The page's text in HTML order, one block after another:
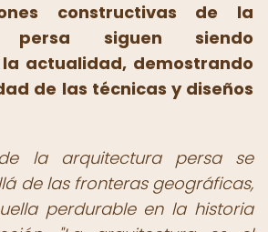
constructivas de la
persa siguen siendo
actualidad, demostrando
de las técnicas y diseños
la arquitectura persa se
de las fronteras geográficas,
perdurable en la historia